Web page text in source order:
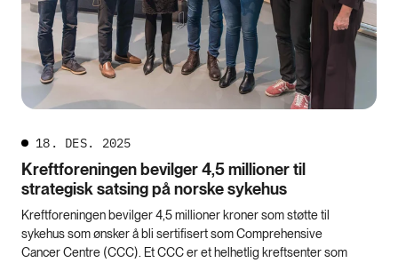
18. DES. 2025
Kreftforeningen bevilger 4,5 millioner til
strategisk satsing på norske sykehus
Kreftforeningen bevilger 4,5 millioner kroner som støtte til
sykehus som ønsker å bli sertifisert som Comprehensive
Cancer Centre (CCC). Et CCC er et helhetlig kreftsenter som